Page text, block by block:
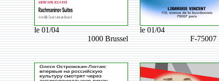
le 01/04
1000 Brussel
le 01/04
F-75007